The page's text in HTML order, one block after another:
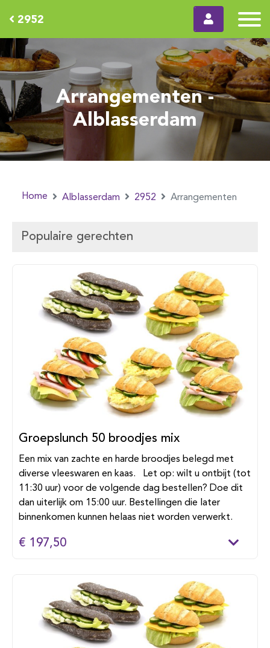
2952
Arrangementen -
Alblasserdam
Home Alblasserdam 2952 Arrangementen
Populaire gerechten
Groepslunch 50 broodjes mix
Een mix van zachte en harde broodjes belegd met
diverse vleeswaren en kaas. Let op: wilt u ontbijt (tot
11:30 uur) voor de volgende dag bestellen? Doe dit
dan uiterlijk om 15:00 uur. Bestellingen die later
binnenkomen kunnen helaas niet worden verwerkt.
€ 197,50